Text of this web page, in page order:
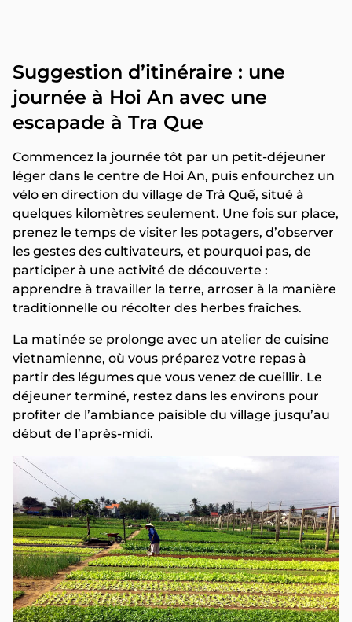
Suggestion d’itinéraire : une
journée à Hoi An avec une
escapade à Tra Que
Commencez la journée tôt par un petit-déjeuner
léger dans le centre de Hoi An, puis enfourchez un
vélo en direction du village de Trà Quế, situé à
quelques kilomètres seulement. Une fois sur place,
prenez le temps de visiter les potagers, d’observer
les gestes des cultivateurs, et pourquoi pas, de
participer à une activité de découverte :
apprendre à travailler la terre, arroser à la manière
traditionnelle ou récolter des herbes fraîches.
La matinée se prolonge avec un atelier de cuisine
vietnamienne, où vous préparez votre repas à
partir des légumes que vous venez de cueillir. Le
déjeuner terminé, restez dans les environs pour
profiter de l’ambiance paisible du village jusqu’au
début de l’après-midi.